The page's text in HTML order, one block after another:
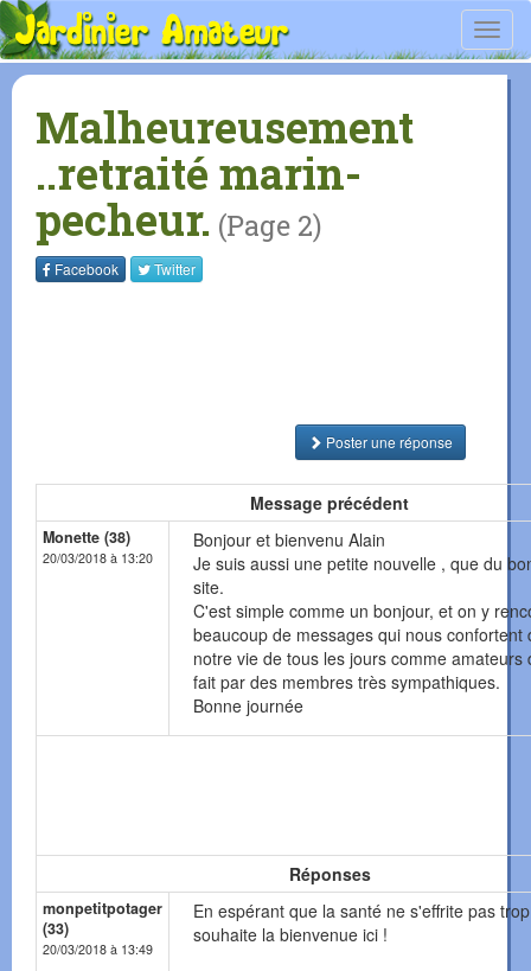
Malheureusement
..retraité marin-
pecheur. (Page 2)
Facebook Twitter
Poster une réponse
Message précédent
Monette (38)
20/03/2018 à 13:20
Bonjour et bienvenu Alain
Je suis aussi une petite nouvelle , que du
site.
C'est simple comme un bonjour, et on y
beaucoup de messages qui nous confortent
notre vie de tous les jours comme amateurs
fait par des membres très sympathiques.
Bonne journée
Réponses
monpetitpotager
(33)
20/03/2018 à 13:49
En espérant que la santé ne s'effrite pas
souhaite la bienvenue ici !